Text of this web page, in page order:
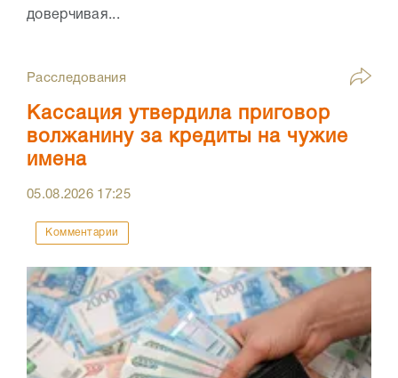
доверчивая...
Расследования
Кассация утвердила приговор
волжанину за кредиты на чужие
имена
05.08.2026 17:25
Комментарии